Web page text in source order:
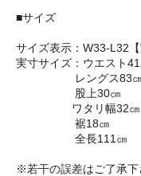
■サイズ
サイズ表示：W33-L32
実寸サイズ：ウエスト
レングス83㎝
股上30㎝
ワタリ幅32㎝
裾18㎝
全長111㎝
※若干の誤差はご了承下